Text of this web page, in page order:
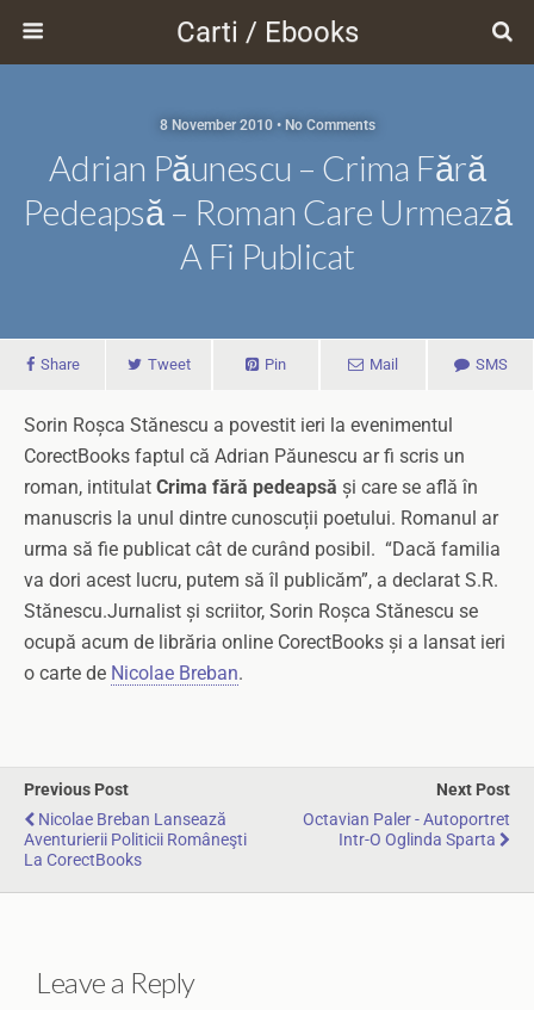
Carti / Ebooks
8 November 2010 • No Comments
Adrian Păunescu – Crima Fără
Pedeapsă – Roman Care Urmează
A Fi Publicat
Share Tweet Pin Mail SMS
Sorin Roșca Stănescu a povestit ieri la evenimentul
CorectBooks faptul că Adrian Păunescu ar fi scris un
roman, intitulat Crima fără pedeapsă și care se află în
manuscris la unul dintre cunoscuții poetului. Romanul ar
urma să fie publicat cât de curând posibil. “Dacă familia
va dori acest lucru, putem să îl publicăm”, a declarat S.R.
Stănescu.Jurnalist și scriitor, Sorin Roșca Stănescu se
ocupă acum de librăria online CorectBooks și a lansat ieri
o carte de Nicolae Breban.
Previous Post
Nicolae Breban Lansează
Aventurierii Politicii Româneşti
La CorectBooks
Next Post
Octavian Paler - Autoportret
Intr-O Oglinda Sparta
Leave a Reply